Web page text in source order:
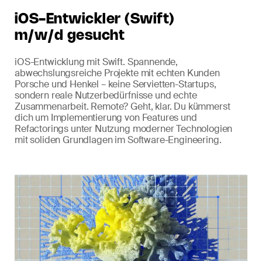
iOS-Entwickler (Swift)
m/w/d gesucht
iOS-Entwicklung mit Swift. Spannende,
abwechslungsreiche Projekte mit echten Kunden
Porsche und Henkel – keine Servietten-Startups,
sondern reale Nutzerbedürfnisse und echte
Zusammenarbeit. Remote? Geht, klar. Du kümmerst
dich um Implementierung von Features und
Refactorings unter Nutzung moderner Technologien
mit soliden Grundlagen im Software-Engineering.